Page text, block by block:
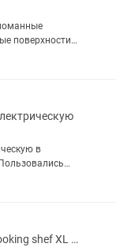
поверхности
звоните
в
в связи с тем,
Продам Kenwood cooking shef XL -KCL 96